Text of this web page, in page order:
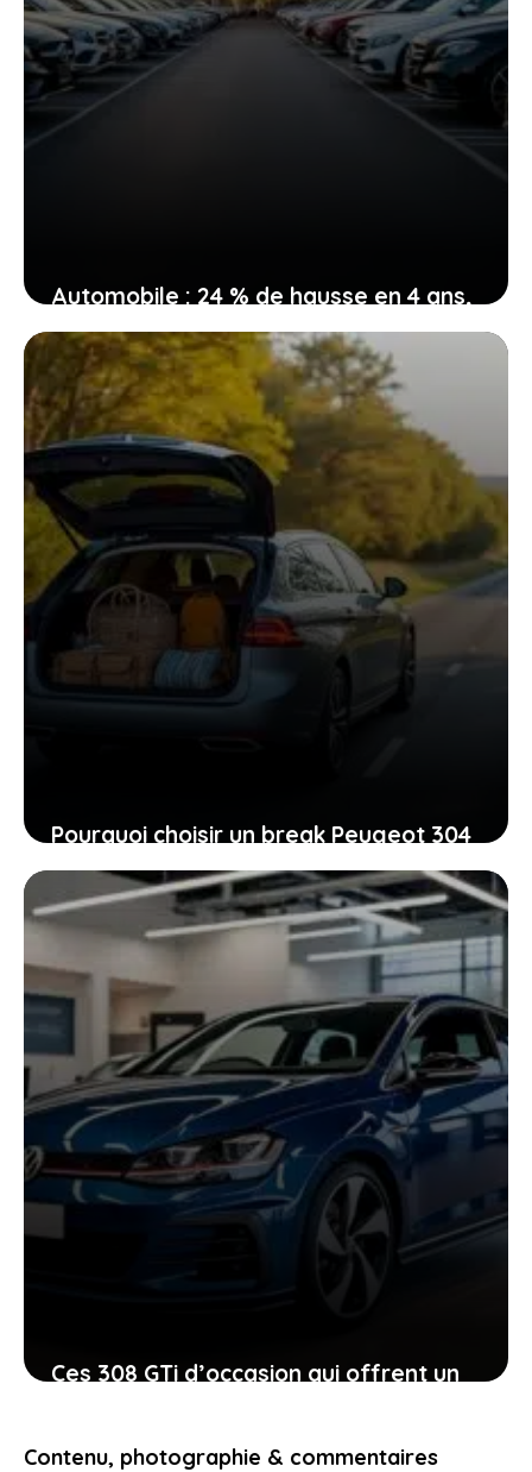
Automobile : 24 % de hausse en 4 ans,
comment ne pas se laisser dépasser
par la flambée des prix
4 février 2026
Pourquoi choisir un break Peugeot 304
estate d’occasion est une décision qui
vaut le coup
31 janvier 2026
Ces 308 GTi d’occasion qui offrent un
êtes-vous prêt à sauter le pas ?
Contenu, photographie & commentaires